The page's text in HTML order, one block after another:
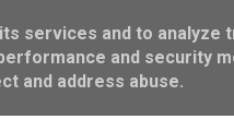
FOOD & COOKM SHOP
services and to analyze
and security
and address abuse.